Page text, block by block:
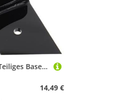
YARNOW 8 Stück Teiliges Baseballschläger Wandregal Platzsparender Wandhalter für Baseball Softball Tennis Hockeyschläger Stabile Konstruktion Einfache Montage Mit Befestigungsschrauben
14,49 €